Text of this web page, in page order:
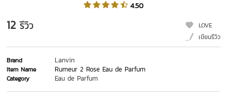
4.50
12 รีวิว
LOVE
เขียนรีวิว
Brand Lanvin
Item Name Rumeur 2 Rose Eau de Parfum
Category Eau de Parfum